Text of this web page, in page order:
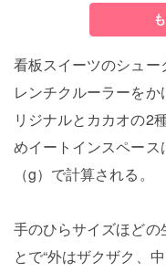
看板スイーツのシュ
レンチクルーラーを
リジナルとカカオの2
めイートインスペー
（g）で計算される。
手のひらサイズほど
とで“外はザクザク、